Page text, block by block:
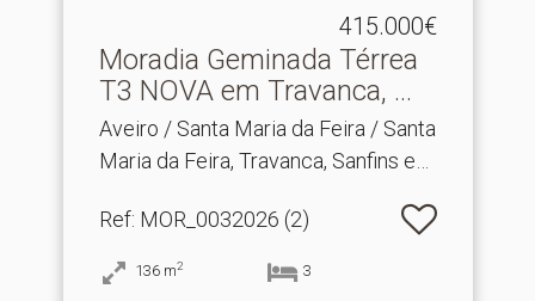
415.000€
Moradia Geminada Térrea
T3 NOVA em Travanca, .​..
Aveiro / Santa Maria da Feira / Santa
Maria da Feira, Travanca, Sanfins e
Ref: MOR_0032026 (2)
136 m2 3